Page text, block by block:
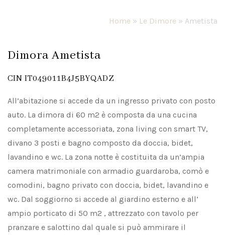
Home » Le Dimore » Ametista
Dimora Ametista
CIN IT049011B4J5BYQADZ
All’abitazione si accede da un ingresso privato con posto
auto. La dimora di 60 m2 è composta da una cucina
completamente accessoriata, zona living con smart TV,
divano 3 posti e bagno composto da doccia, bidet,
lavandino e wc. La zona notte è costituita da un’ampia
camera matrimoniale con armadio guardaroba, comò e
comodini, bagno privato con doccia, bidet, lavandino e
wc. Dal soggiorno si accede al giardino esterno e all’
ampio porticato di 50 m2 , attrezzato con tavolo per
pranzare e salottino dal quale si può ammirare il